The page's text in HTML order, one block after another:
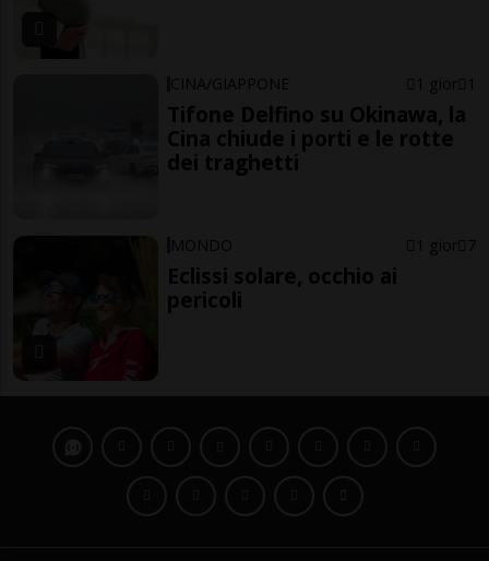
CINA/GIAPPONE 1 gior 1
Tifone Delfino su Okinawa, la
Cina chiude i porti e le rotte
dei traghetti
MONDO 1 gior 7
Eclissi solare, occhio ai
pericoli